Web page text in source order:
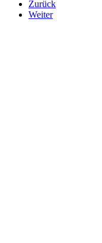
Zurück
Weiter